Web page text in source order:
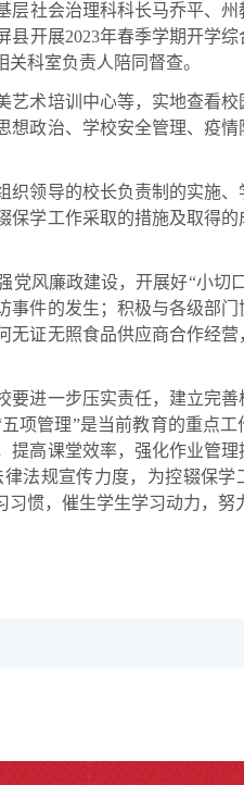
社会治理科科长马乔平、州
开展2023年春季学期开学
科室负责人陪同督查。
术培训中心等，实地查看校
政治、学校安全管理、疫情
领导的校长负责制的实施、
学工作采取的措施及取得
风廉政建设，开展好“小切
事件的发生；积极与各级部
证无照食品供应商合作经
进一步压实责任，建立完善
项管理”是当前教育的重点
高课堂效率，强化作业管
法规宣传力度，为控辍保学
惯，催生学生学习动力，努